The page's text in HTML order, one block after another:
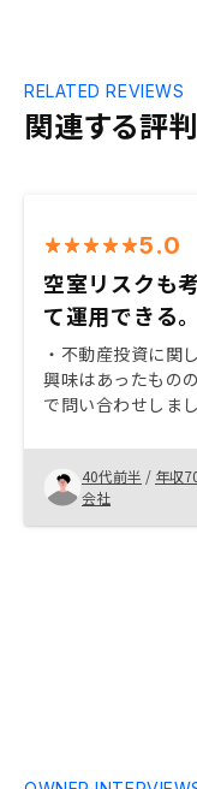
関連する評
RELATED REVIEWS
5.0
空室リスクも
て運用できる。
・不動産投資に関
興味はあったもの
で問い合わせしま
とても分かりや
て説明してくれて
伝えてくれました
出来る範囲でした
た。 ・手続き完了
40代前半 / 年収
会社